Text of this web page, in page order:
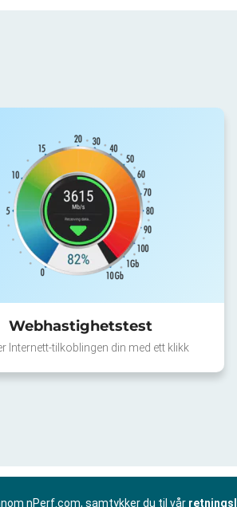
Webhastighetstest
Internett-tilkoblingen din med ett klikk
nPerf.com, samtykker du til vår